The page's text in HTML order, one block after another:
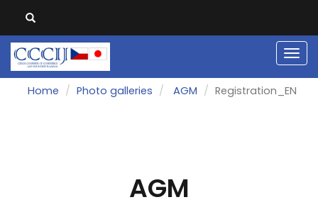
Home Photo galleries AGM Registration_EN
AGM